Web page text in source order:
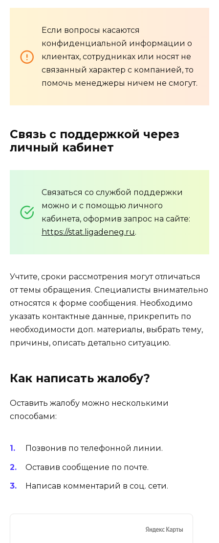
Если вопросы касаются
конфиденциальной информации о
клиентах, сотрудниках или носят не
связанный характер с компанией, то
помочь менеджеры ничем не смогут.
Связь с поддержкой через
личный кабинет
Связаться со службой поддержки
можно и с помощью личного
кабинета, оформив запрос на сайте:
https://stat.ligadeneg.ru.
Учтите, сроки рассмотрения могут отличаться
от темы обращения. Специалисты внимательно
относятся к форме сообщения. Необходимо
указать контактные данные, прикрепить по
необходимости доп. материалы, выбрать тему,
причины, описать детально ситуацию.
Как написать жалобу?
Оставить жалобу можно несколькими
способами:
Позвонив по телефонной линии.
Оставив сообщение по почте.
Написав комментарий в соц. сети.